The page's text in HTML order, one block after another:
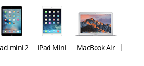
mini 2 iPad Mini MacBook Air